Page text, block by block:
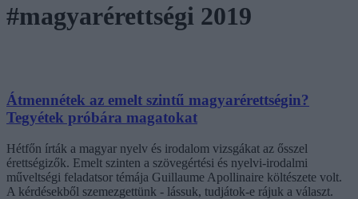
#magyarérettségi 2019
Átmennétek az emelt szintű magyarérettségin?
Tegyétek próbára magatokat
Hétfőn írták a magyar nyelv és irodalom vizsgákat az ősszel
érettségizők. Emelt szinten a szövegértési és nyelvi-irodalmi
műveltségi feladatsor témája Guillaume Apollinaire költészete volt.
A kérdésekből szemezgettünk - lássuk, tudjátok-e rájuk a választ.